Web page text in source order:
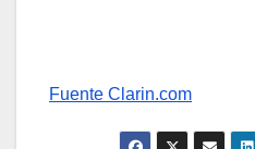
Fuente Clarin.com